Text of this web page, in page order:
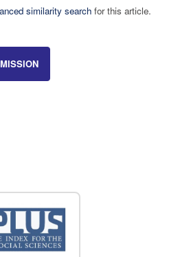
similarity searchfor this article.